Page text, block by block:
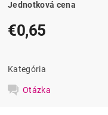
Jednotková cena
€0,65
Kategória
Otázka